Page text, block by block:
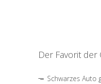
Der Favorit
Schwarzes Auto